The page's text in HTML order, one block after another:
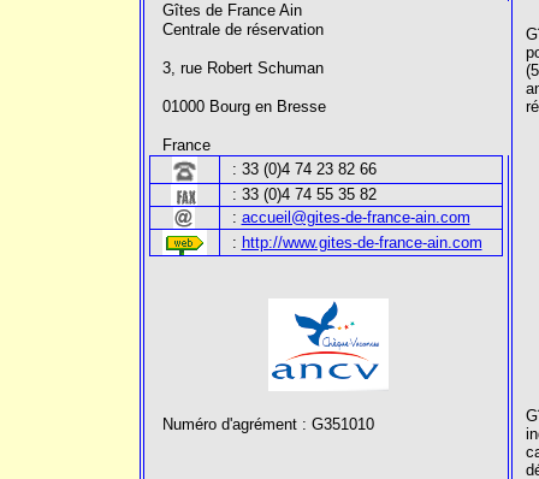
Gîtes de France Ain
Centrale de réservation
3, rue Robert Schuman
01000 Bourg en Bresse
France
: 33 (0)4 74 23 82 66
: 33 (0)4 74 55 35 82
: accueil@gites-de-france-ain.com
: http://www.gites-de-france-ain.com
Numéro d'agrément : G351010